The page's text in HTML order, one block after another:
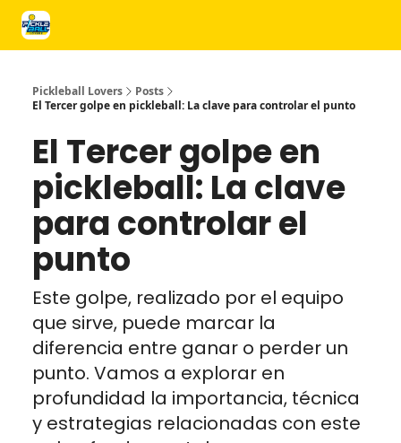
Pickleball Lovers
Posts
El Tercer golpe en pickleball: La clave para controlar el punto
El Tercer golpe en
pickleball: La clave
para controlar el
punto
Este golpe, realizado por el equipo
que sirve, puede marcar la
diferencia entre ganar o perder un
punto. Vamos a explorar en
profundidad la importancia, técnica
y estrategias relacionadas con este